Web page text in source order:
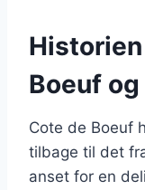
Boeuf
Cote de Boeuf
tilbage til det
anset for en